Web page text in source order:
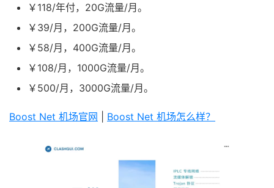
￥118/年付，20G流量/月。
￥39/月，200G流量/月。
￥58/月，400G流量/月。
￥108/月，1000G流量/月。
￥500/月，3000G流量/月。
Boost Net 机场官网 Boost Net 机场怎么样？